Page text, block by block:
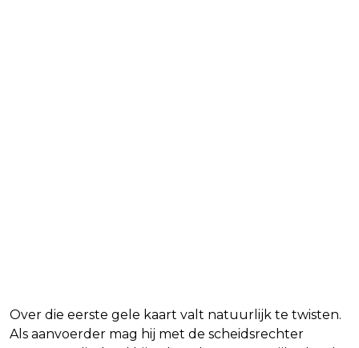
Over die eerste gele kaart valt natuurlijk te twisten.
Als aanvoerder mag hij met de scheidsrechter